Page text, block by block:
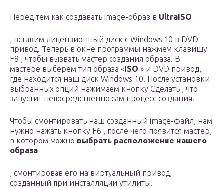
Перед тем как создавать image-образ в UltraISO
, вставим лицензионный диск с Windows 10 в DVD-
привод. Теперь в окне программы нажмем клавишу
F8 , чтобы вызвать мастер создания образа. В
мастере выберем тип образа «ISO » и DVD привод,
где находится наш диск Windows 10. После установки
выбранных опций нажимаем кнопку Сделать , что
запустит непосредственно сам процесс создания.
Чтобы смонтировать наш созданный image-файл, нам
нужно нажать кнопку F6 , после чего появится мастер,
в котором можно выбрать расположение нашего
образа
, смонтировав его на виртуальный привод,
созданный при инсталляции утилиты.